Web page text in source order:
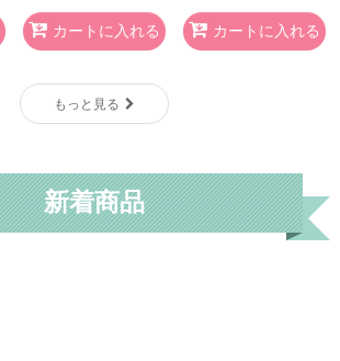
カートに入れる カートに入れる
もっと見る
新着商品